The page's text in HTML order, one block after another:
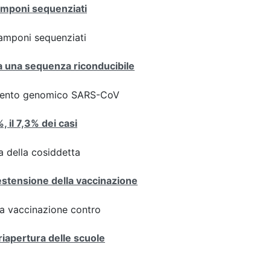
sequenziati
sequenziati
una sequenza riconducibile
genomico SARS-CoV
il 7,3% dei casi
della cosiddetta
della vaccinazione
vaccinazione contro
delle scuole